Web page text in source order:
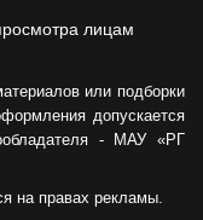
лицам
или подборки
допускается
- МАУ «РГ
на правах рекламы.